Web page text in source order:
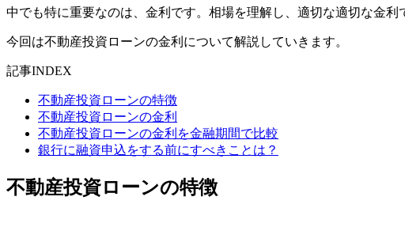
中でも特に重要なのは、金利です。相場を理解し、適切な適切な金
今回は不動産投資ローンの金利について解説していきます。
記事INDEX
不動産投資ローンの特徴
不動産投資ローンの金利
不動産投資ローンの金利を金融期間で比較
銀行に融資申込をする前にすべきことは？
不動産投資ローンの特徴